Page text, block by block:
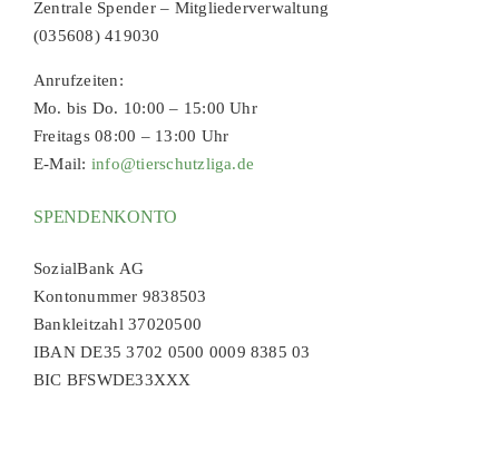
Zentrale Spender – Mitgliederverwaltung
(035608) 419030
Anrufzeiten:
Mo. bis Do. 10:00 – 15:00 Uhr
Freitags 08:00 – 13:00 Uhr
E-Mail: info@tierschutzliga.de
SPENDENKONTO
SozialBank AG
Kontonummer 9838503
Bankleitzahl 37020500
IBAN DE35 3702 0500 0009 8385 03
BIC BFSWDE33XXX